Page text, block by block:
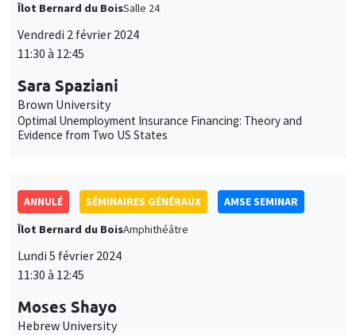
Îlot Bernard du BoisSalle 24
Vendredi 2 février 2024
11:30 à 12:45
Sara Spaziani
Brown University
Optimal Unemployment Insurance Financing: Theory and
Evidence from Two US States
ANNULÉ SÉMINAIRES GÉNÉRAUX
AMSE SEMINAR
Îlot Bernard du BoisAmphithéâtre
Lundi 5 février 2024
11:30 à 12:45
Moses Shayo
Hebrew University